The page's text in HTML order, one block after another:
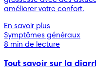
améliorer votre confort.
En savoir plus
Symptômes généraux
8 min de lecture
Tout savoir sur la